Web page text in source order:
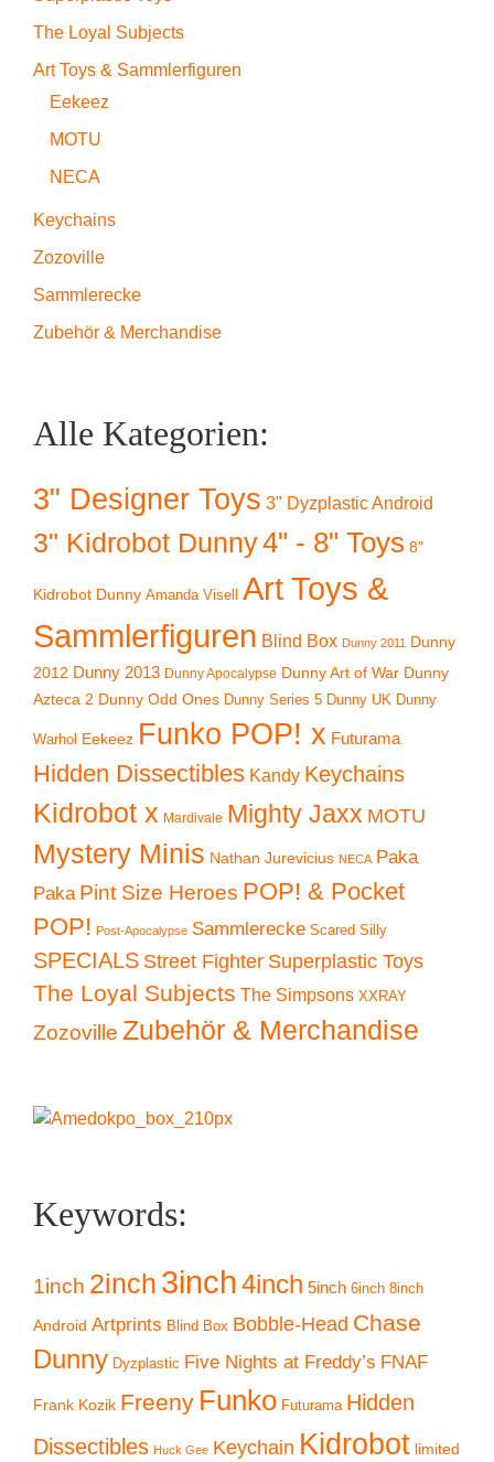
The Loyal Subjects
Art Toys & Sammlerfiguren
Eekeez
MOTU
NECA
Keychains
Zozoville
Sammlerecke
Zubehör & Merchandise
Alle Kategorien:
3" Designer Toys 3" Dyzplastic Android
3" Kidrobot Dunny4" - 8" Toys 8"
Kidrobot Dunny Amanda Visell Art Toys &
Sammlerfiguren Blind Box Dunny 2011 Dunny
2012 Dunny 2013 Dunny Apocalypse Dunny Art of War Dunny
Azteca 2 Dunny Odd Ones Dunny Series 5 Dunny UK Dunny
Warhol Eekeez Funko POP! x Futurama
Hidden Dissectibles Kandy Keychains
Kidrobot x Mardivale Mighty Jaxx MOTU
Mystery Minis Nathan Jurevicius NECA Paka
Paka Pint Size Heroes POP! & Pocket
POP! Post-Apocalypse Sammlerecke Scared Silly
SPECIALS Street Fighter Superplastic Toys
The Loyal Subjects The Simpsons XXRAY
Zozoville Zubehör & Merchandise
Keywords:
1inch 2inch 3inch4inch 5inch 6inch 8inch
Android Artprints Blind Box Bobble-Head Chase
Dunny Dyzplastic Five Nights at Freddy’s FNAF
Frank Kozik Freeny Funko Futurama Hidden
Dissectibles Huck Gee Keychain Kidrobot limited